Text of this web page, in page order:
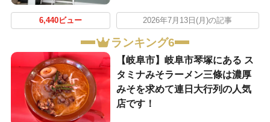
6,440ビュー 2026年7月13日(月)の記事
ランキング6
【岐阜市】岐阜市琴塚にある ス
タミナみそラーメン三條は濃厚
みそを求めて連日大行列の人気
店です！